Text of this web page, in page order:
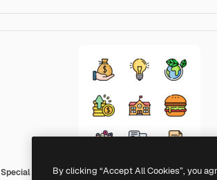
Special Lineal colorBy clicking “Accept All Cookies”, you